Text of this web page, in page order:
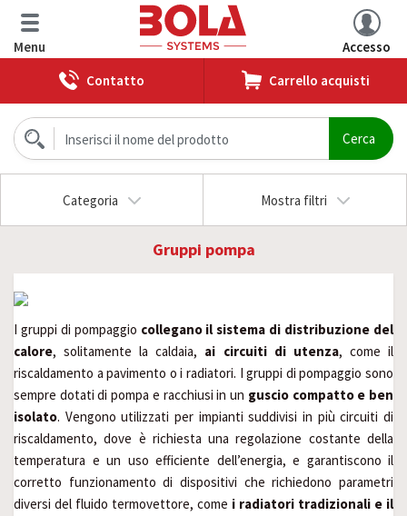
Menu
Accesso
Contatto
Carrello acquisti
Categoria Mostra filtri
Gruppi pompa
I gruppi di pompaggio collegano il sistema di distribuzione del
calore, solitamente la caldaia, ai circuiti di utenza, come il
riscaldamento a pavimento o i radiatori. I gruppi di pompaggio sono
sempre dotati di pompa e racchiusi in un guscio compatto e ben
isolato. Vengono utilizzati per impianti suddivisi in più circuiti di
riscaldamento, dove è richiesta una regolazione costante della
temperatura e un uso efficiente dell’energia, e garantiscono il
corretto funzionamento di dispositivi che richiedono parametri
diversi del fluido termovettore, come i radiatori tradizionali e il